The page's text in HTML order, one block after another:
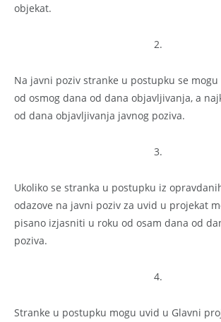
objekat.
2.
Na javni poziv stranke u postupku se
od osmog dana od dana objavljivanja, a
od dana objavljivanja javnog poziva.
3.
Ukoliko se stranka u postupku iz
odazove na javni poziv za uvid u projekat
pisano izjasniti u roku od osam dana od
poziva.
4.
Stranke u postupku mogu uvid u Glavni